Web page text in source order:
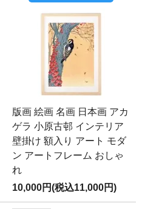
版画 絵画 名画 日本画 アカ
ゲラ 小原古邨 インテリア
壁掛け 額入り アート モダ
ン アートフレーム おしゃ
れ
10,000円(税込11,000円)